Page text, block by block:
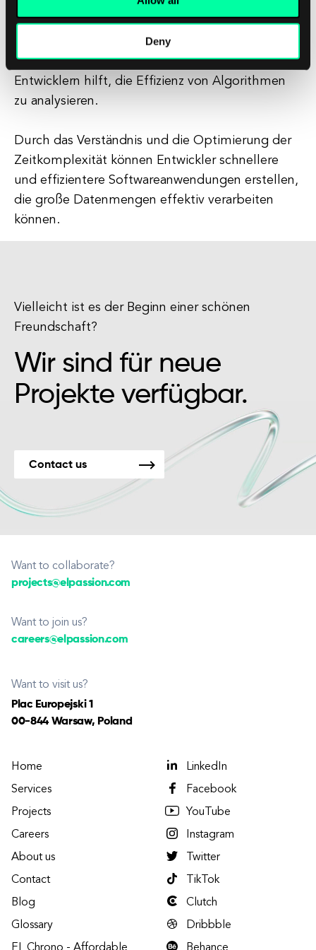
Deny
Zusammenfassend ist die Zeitkomplexität ein
grundlegendes Konzept in der Informatik, das
Entwicklern hilft, die Effizienz von Algorithmen
zu analysieren.
Durch das Verständnis und die Optimierung der
Zeitkomplexität können Entwickler schnellere
und effizientere Softwareanwendungen erstellen,
die große Datenmengen effektiv verarbeiten
können.
Vielleicht ist es der Beginn einer schönen
Freundschaft?
Wir sind für neue
Projekte verfügbar.
Contact us
Want to collaborate?
projects@elpassion.com
Want to join us?
careers@elpassion.com
Want to visit us?
Plac Europejski 1
00-844 Warsaw, Poland
Home
Services
Projects
Careers
About us
Contact
Blog
Glossary
LinkedIn
Facebook
YouTube
Instagram
Twitter
TikTok
Clutch
Dribbble